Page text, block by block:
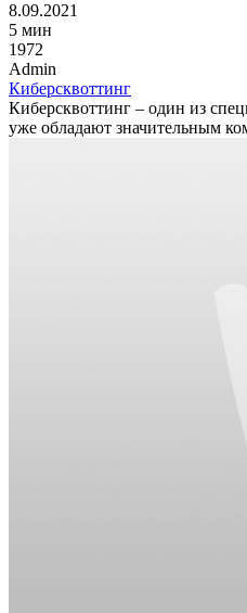
8.09.2021
5 мин
1972
Admin
Киберсквоттинг
Киберсквоттинг – один из
уже обладают значительным